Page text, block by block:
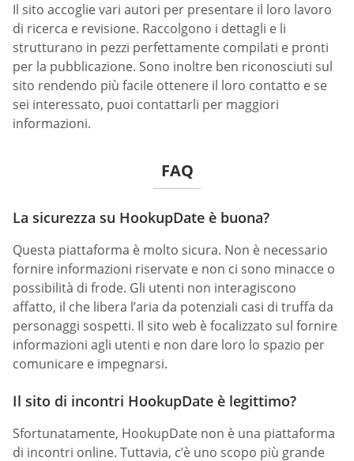
Il sito accoglie vari autori per presentare il loro lavoro
di ricerca e revisione. Raccolgono i dettagli e li
strutturano in pezzi perfettamente compilati e pronti
per la pubblicazione. Sono inoltre ben riconosciuti sul
sito rendendo più facile ottenere il loro contatto e se
sei interessato, puoi contattarli per maggiori
informazioni.
FAQ
La sicurezza su HookupDate è buona?
Questa piattaforma è molto sicura. Non è necessario
fornire informazioni riservate e non ci sono minacce o
possibilità di frode. Gli utenti non interagiscono
affatto, il che libera l’aria da potenziali casi di truffa da
personaggi sospetti. Il sito web è focalizzato sul fornire
informazioni agli utenti e non dare loro lo spazio per
comunicare e impegnarsi.
Il sito di incontri HookupDate è legittimo?
Sfortunatamente, HookupDate non è una piattaforma
di incontri online. Tuttavia, c’è uno scopo più grande